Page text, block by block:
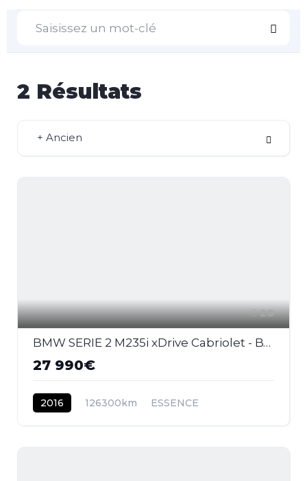
2 Résultats
+ Ancien
28
BMW SERIE 2 M235i xDrive Cabriolet - BVA Sport CABRIOLET F23 M Performance PHASE 1
27 990€
2016 126300km ESSENCE